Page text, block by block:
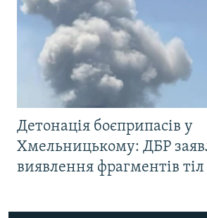
Детонація боєприпасів у
Хмельницькому: ДБР
виявлення фрагментів тіл